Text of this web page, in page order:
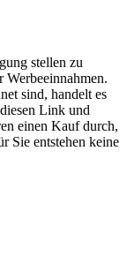
stellen zu
sind, handelt es
Link und
einen Kauf durch,
Sie entstehen keine